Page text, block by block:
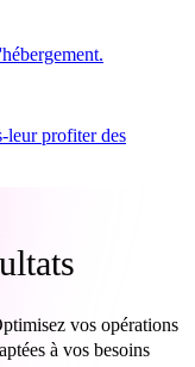
leur profiter des
vos opérations
à vos besoins